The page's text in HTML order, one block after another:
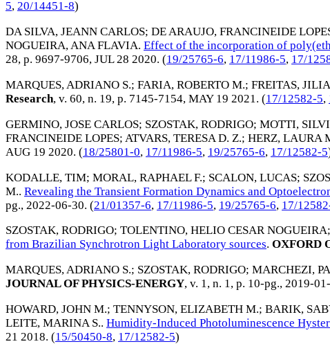
5, 20/14451-8)
DA SILVA, JEANN CARLOS; DE ARAUJO, FRANCINEIDE
NOGUEIRA, ANA FLAVIA. Effect of the incorporation of
28, p. 9697-9706, JUL 28 2020. (19/25765-6, 17/11986-5, 17/
MARQUES, ADRIANO S.; FARIA, ROBERTO M.; FREITAS,
Research, v. 60, n. 19, p. 7145-7154, MAY 19 2021. (17/12582-5,
GERMINO, JOSE CARLOS; SZOSTAK, RODRIGO; MOTTI,
FRANCINEIDE LOPES; ATVARS, TERESA D. Z.; HERZ, LAURA
AUG 19 2020. (18/25801-0, 17/11986-5, 19/25765-6, 17/12582-5
KODALLE, TIM; MORAL, RAPHAEL F.; SCALON, LUCAS;
M.. Revealing the Transient Formation Dynamics and
pg., 2022-06-30. (21/01357-6, 17/11986-5, 19/25765-6, 17/
SZOSTAK, RODRIGO; TOLENTINO, HELIO CESAR NOGUEIRA;
from Brazilian Synchrotron Light Laboratory sources. OXFORD
MARQUES, ADRIANO S.; SZOSTAK, RODRIGO; MARCHEZI,
JOURNAL OF PHYSICS-ENERGY, v. 1, n. 1, p. 10-pg., 2019-
HOWARD, JOHN M.; TENNYSON, ELIZABETH M.; BARIK,
LEITE, MARINA S.. Humidity-Induced Photoluminescence
21 2018. (15/50450-8, 17/12582-5)